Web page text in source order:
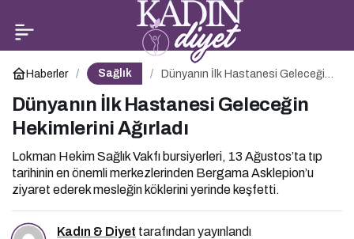
Haberler Sağlık
Dünyanın İlk Hastanesi Geleceğin
Dünyanın İlk Hastanesi Geleceğin
Hekimlerini Ağırladı
Lokman Hekim Sağlık Vakfı bursiyerleri, 13 Ağustos’ta tıp
tarihinin en önemli merkezlerinden Bergama Asklepion’u
ziyaret ederek mesleğin köklerini yerinde keşfetti.
Kadın & Diyet tarafından yayınlandı
Yaz aylarında kanser
hastalarının
beslenmesinde dikkat
edilmesi gerekenler